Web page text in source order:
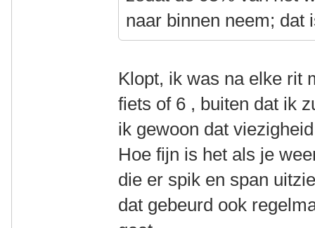
naar binnen neem; dat
Klopt, ik was na elke rit
fiets of 6 , buiten dat ik
ik gewoon dat
Hoe fijn is het als je
die er spik en span
dat gebeurd ook